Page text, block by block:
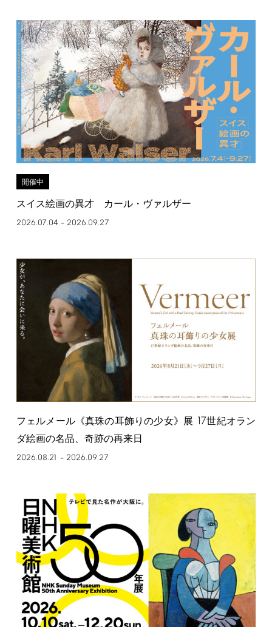
開催中
スイス絵画の異才 カール・ヴァルザー
2026.07.04– 2026.09.27
フェルメール《真珠の耳飾りの少女》展 17世紀オラン
ダ絵画の名品、奇跡の再来日
2026.08.21 – 2026.09.27